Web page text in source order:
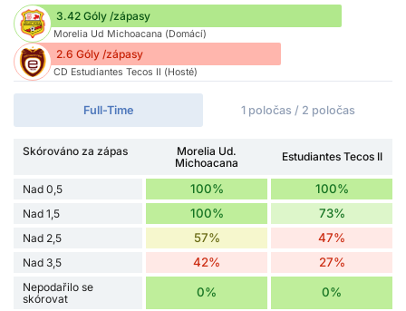
3.42 Góly /zápasy
Morelia Ud Michoacana (Domácí)
2.6 Góly /zápasy
CD Estudiantes Tecos II (Hosté)
Full-Time 1 poločas / 2 poločas
Skórováno za zápas
Morelia Ud.
Michoacana
Estudiantes Tecos II
Nad 0,5 100% 100%
Nad 1,5 100% 73%
Nad 2,5 57% 47%
Nad 3,5 42% 27%
Nepodařilo se
skórovat
0% 0%